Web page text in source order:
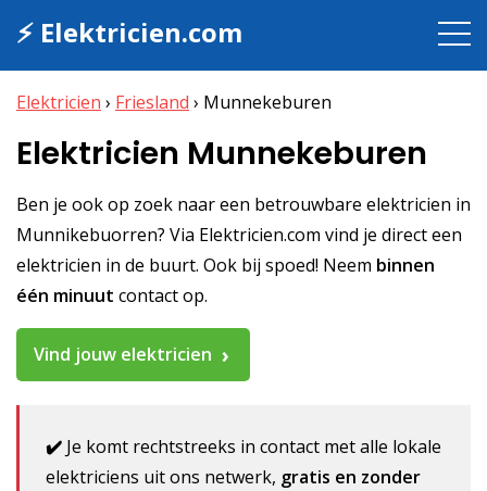
⚡ Elektricien.com
Elektricien › Friesland › Munnekeburen
Elektricien Munnekeburen
Ben je ook op zoek naar een betrouwbare elektricien in
Munnikebuorren? Via Elektricien.com vind je direct een
elektricien in de buurt. Ook bij spoed! Neem binnen
één minuut contact op.
Vind jouw elektricien
✔️ Je komt rechtstreeks in contact met alle lokale
elektriciens uit ons netwerk, gratis en zonder